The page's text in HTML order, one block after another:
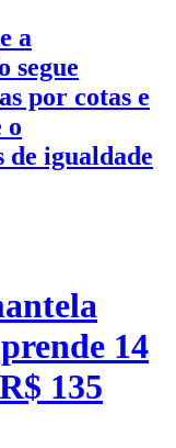
a
segue
por cotas e
o
igualdade
14
135